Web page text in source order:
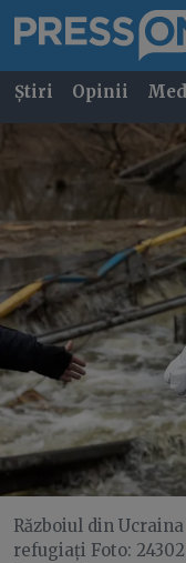
Știri Opinii
Războiul din
refugiați Foto: